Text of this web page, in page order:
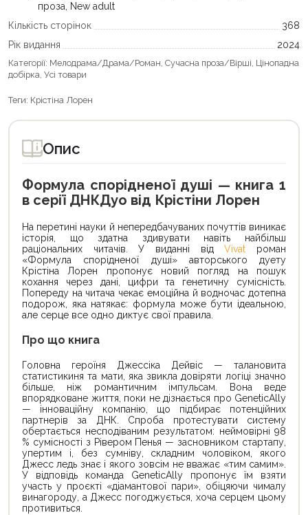
проза, New adult
Кількість сторінок
368
Рік видання
2024
Категорії: Мелодрама/Драма/Роман, Сучасна проза/Вірші, Цінопадна
добірка, Усі товари
Теги: Крістіна Лорен
Опис
Формула спорідненої душі — книга 1
в серії ДНКДуо від Крістіни Лорен
На перетині науки й непередбачуваних почуттів виникає
історія, що здатна здивувати навіть найбільш
раціональних читачів. У виданні відVivat роман
«Формула спорідненої душі» авторського дуету
Крістіна Лорен пропонує новий погляд на пошук
кохання через дані, цифри та генетичну сумісність.
Попереду на читача чекає емоційна й водночас дотепна
подорож, яка натякає: формула може бути ідеальною,
але серце все одно диктує свої правила.
Про що книга
Головна героїня Джессіка Дейвіс — талановита
статистикиня та мати, яка звикла довіряти логіці значно
більше, ніж романтичним імпульсам. Вона веде
впорядковане життя, поки не дізнається про GeneticAlly
— інноваційну компанію, що підбирає потенційних
партнерів за ДНК. Спроба протестувати систему
обертається несподіваним результатом: неймовірні 98
% сумісності з Рівером Пенья — засновником стартапу,
упертим і, без сумніву, складним чоловіком, якого
Джесс ледь знає і якого зовсім не вважає «тим самим».
У відповідь команда GeneticAlly пропонує їм взяти
участь у проєкті «діамантової пари», обіцяючи чималу
винагороду, а Джесс погоджується, хоча серцем цьому
противиться.